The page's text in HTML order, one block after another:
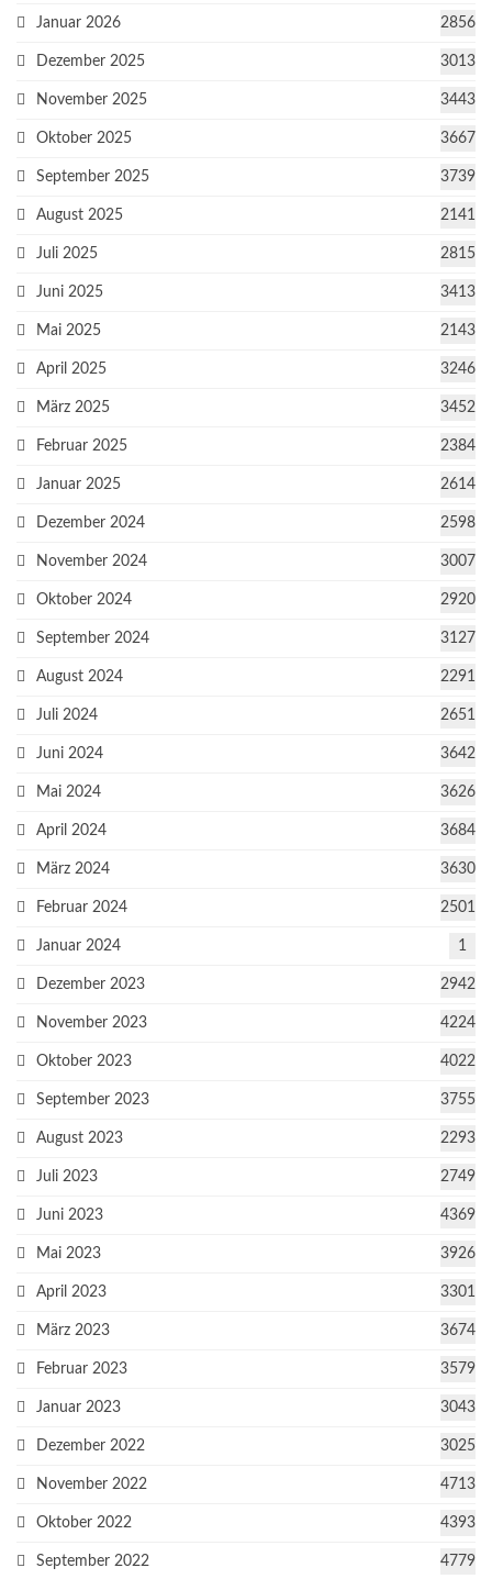
Januar 2026 2856
Dezember 2025 3013
November 2025 3443
Oktober 2025 3667
September 2025 3739
August 2025 2141
Juli 2025 2815
Juni 2025 3413
Mai 2025 2143
April 2025 3246
März 2025 3452
Februar 2025 2384
Januar 2025 2614
Dezember 2024 2598
November 2024 3007
Oktober 2024 2920
September 2024 3127
August 2024 2291
Juli 2024 2651
Juni 2024 3642
Mai 2024 3626
April 2024 3684
März 2024 3630
Februar 2024 2501
Januar 2024 1
Dezember 2023 2942
November 2023 4224
Oktober 2023 4022
September 2023 3755
August 2023 2293
Juli 2023 2749
Juni 2023 4369
Mai 2023 3926
April 2023 3301
März 2023 3674
Februar 2023 3579
Januar 2023 3043
Dezember 2022 3025
November 2022 4713
Oktober 2022 4393
September 2022 4779